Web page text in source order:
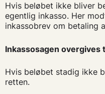
Hvis beløbet ikke bliver
egentlig inkasso. Her
inkassobrev om betaling
Inkassosagen overgives
Hvis beløbet stadig ikke
retten.